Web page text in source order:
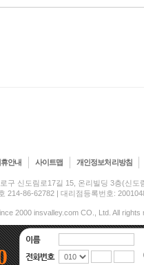
안내 사이트맵 개인정보처리방침
구 신도림로17길 15, 온리빌딩 3층(신
214-86-62782 | 대리점등록번호:
2000 insvalley.com CO., Ltd. All